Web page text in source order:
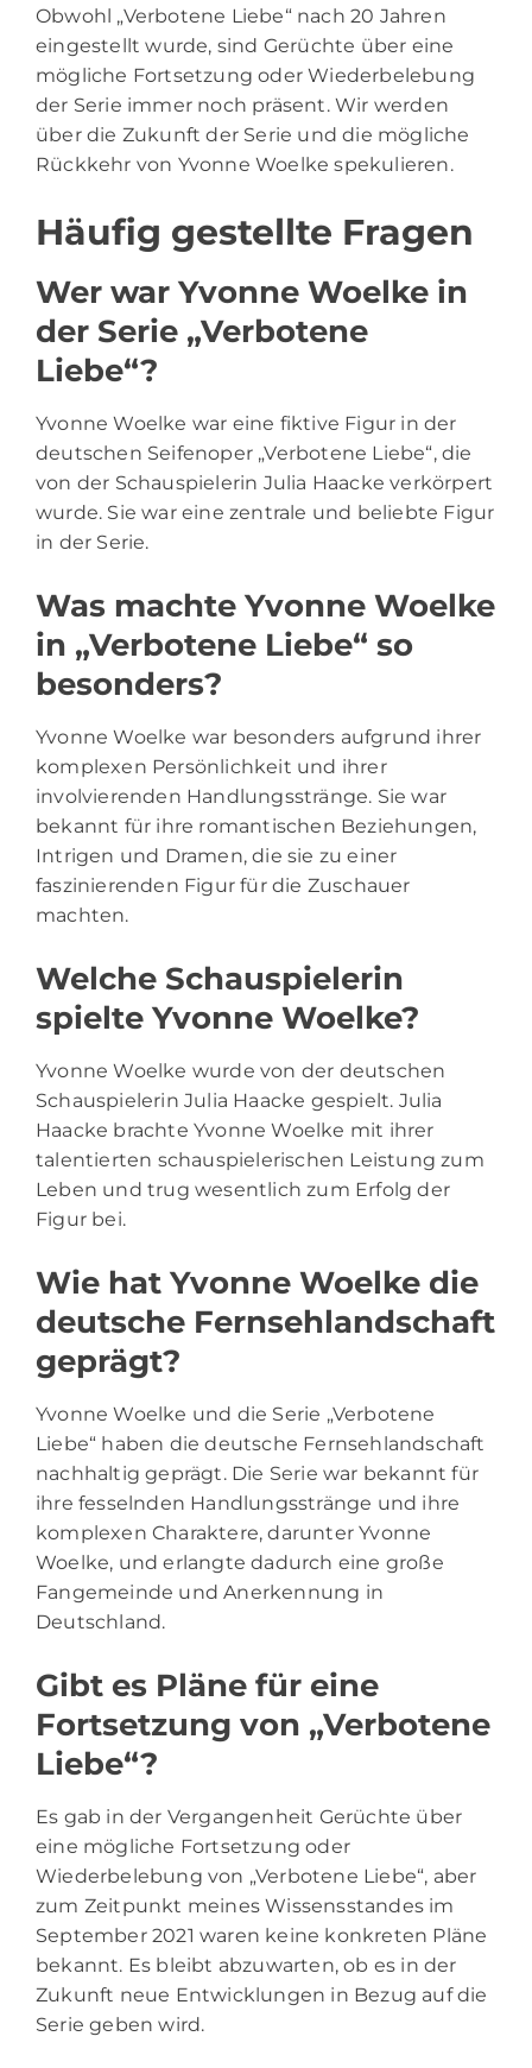
Obwohl „Verbotene Liebe“ nach 20 Jahren
eingestellt wurde, sind Gerüchte über eine
mögliche Fortsetzung oder Wiederbelebung
der Serie immer noch präsent. Wir werden
über die Zukunft der Serie und die mögliche
Rückkehr von Yvonne Woelke spekulieren.
Häufig gestellte Fragen
Wer war Yvonne Woelke in
der Serie „Verbotene
Liebe“?
Yvonne Woelke war eine fiktive Figur in der
deutschen Seifenoper „Verbotene Liebe“, die
von der Schauspielerin Julia Haacke verkörpert
wurde. Sie war eine zentrale und beliebte Figur
in der Serie.
Was machte Yvonne Woelke
in „Verbotene Liebe“ so
besonders?
Yvonne Woelke war besonders aufgrund ihrer
komplexen Persönlichkeit und ihrer
involvierenden Handlungsstränge. Sie war
bekannt für ihre romantischen Beziehungen,
Intrigen und Dramen, die sie zu einer
faszinierenden Figur für die Zuschauer
machten.
Welche Schauspielerin
spielte Yvonne Woelke?
Yvonne Woelke wurde von der deutschen
Schauspielerin Julia Haacke gespielt. Julia
Haacke brachte Yvonne Woelke mit ihrer
talentierten schauspielerischen Leistung zum
Leben und trug wesentlich zum Erfolg der
Figur bei.
Wie hat Yvonne Woelke die
deutsche Fernsehlandschaft
geprägt?
Yvonne Woelke und die Serie „Verbotene
Liebe“ haben die deutsche Fernsehlandschaft
nachhaltig geprägt. Die Serie war bekannt für
ihre fesselnden Handlungsstränge und ihre
komplexen Charaktere, darunter Yvonne
Woelke, und erlangte dadurch eine große
Fangemeinde und Anerkennung in
Deutschland.
Gibt es Pläne für eine
Fortsetzung von „Verbotene
Liebe“?
Es gab in der Vergangenheit Gerüchte über
eine mögliche Fortsetzung oder
Wiederbelebung von „Verbotene Liebe“, aber
zum Zeitpunkt meines Wissensstandes im
September 2021 waren keine konkreten Pläne
bekannt. Es bleibt abzuwarten, ob es in der
Zukunft neue Entwicklungen in Bezug auf die
Serie geben wird.